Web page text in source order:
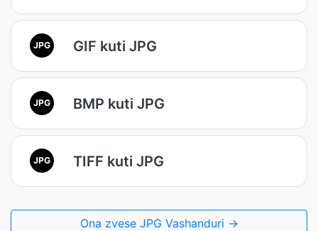
JPG GIF kuti JPG
JPG BMP kuti JPG
JPG TIFF kuti JPG
Ona zvese JPG Vashanduri →